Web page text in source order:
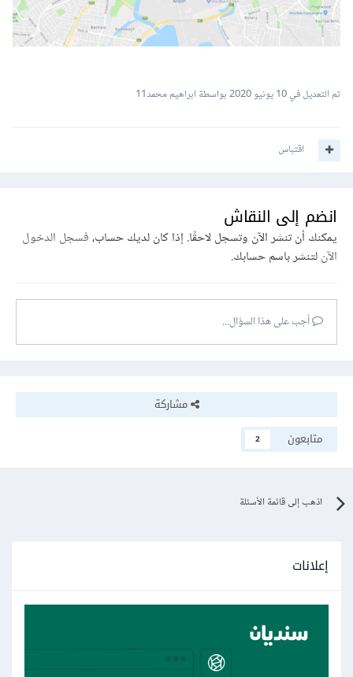
تم التعديل في10 يونيو 2020 بواسطة ابراهيم محمد11
اقتباس
انضم إلى النقاش
يمكنك أن تنشر الآن وتسجل لاحقًا. إذا كان لديك حساب،فسجل الدخول
الآنلتنشر باسم حسابك.
أجب على هذا السؤال...
مشاركة
متابعون
2
اذهب إلى قائمة الأسئلة
إعلانات